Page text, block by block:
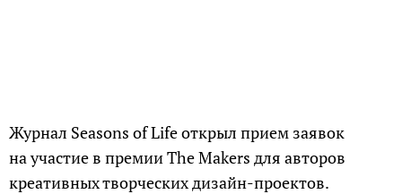
Журнал Seasons of Life открыл прием заявок
на участие в премии The Makers для авторов
креативных творческих дизайн-проектов.